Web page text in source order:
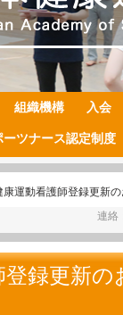
組織機構 入会
ーツナース認定制度
康運動看護師登録更新
連絡
録更新の